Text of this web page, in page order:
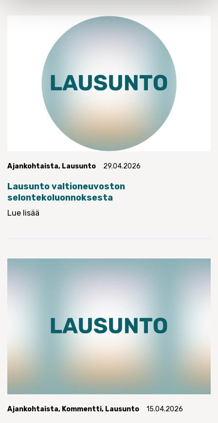
Ajankohtaista, Lausunto 29.04.2026
Lausunto valtioneuvoston
selontekoluonnoksesta
Lue lisää
Ajankohtaista, Kommentti, Lausunto 15.04.2026